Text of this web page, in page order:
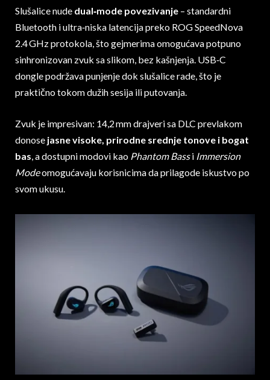
Slušalice nude dual‑mode povezivanje – standardni
Bluetooth i ultra‑niska latencija preko ROG SpeedNova
2.4 GHz protokola, što gejmerima omogućava potpuno
sinhronizovan zvuk sa slikom, bez kašnjenja. USB‑C
dongle podržava punjenje dok slušalice rade, što je
praktično tokom dužih sesija ili putovanja.
Zvuk je impresivan: 14,2 mm drajveri sa DLC prevlakom
donose jasne visoke, prirodne srednje tonove i bogat
bas , a dostupni modovi kao Phantom Bassi Immersion
Modeomogućavaju korisnicima da prilagode iskustvo po
svom ukusu.